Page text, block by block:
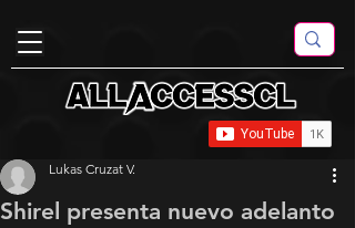
Shirel presenta nuevo adelanto
Lukas Cruzat V.